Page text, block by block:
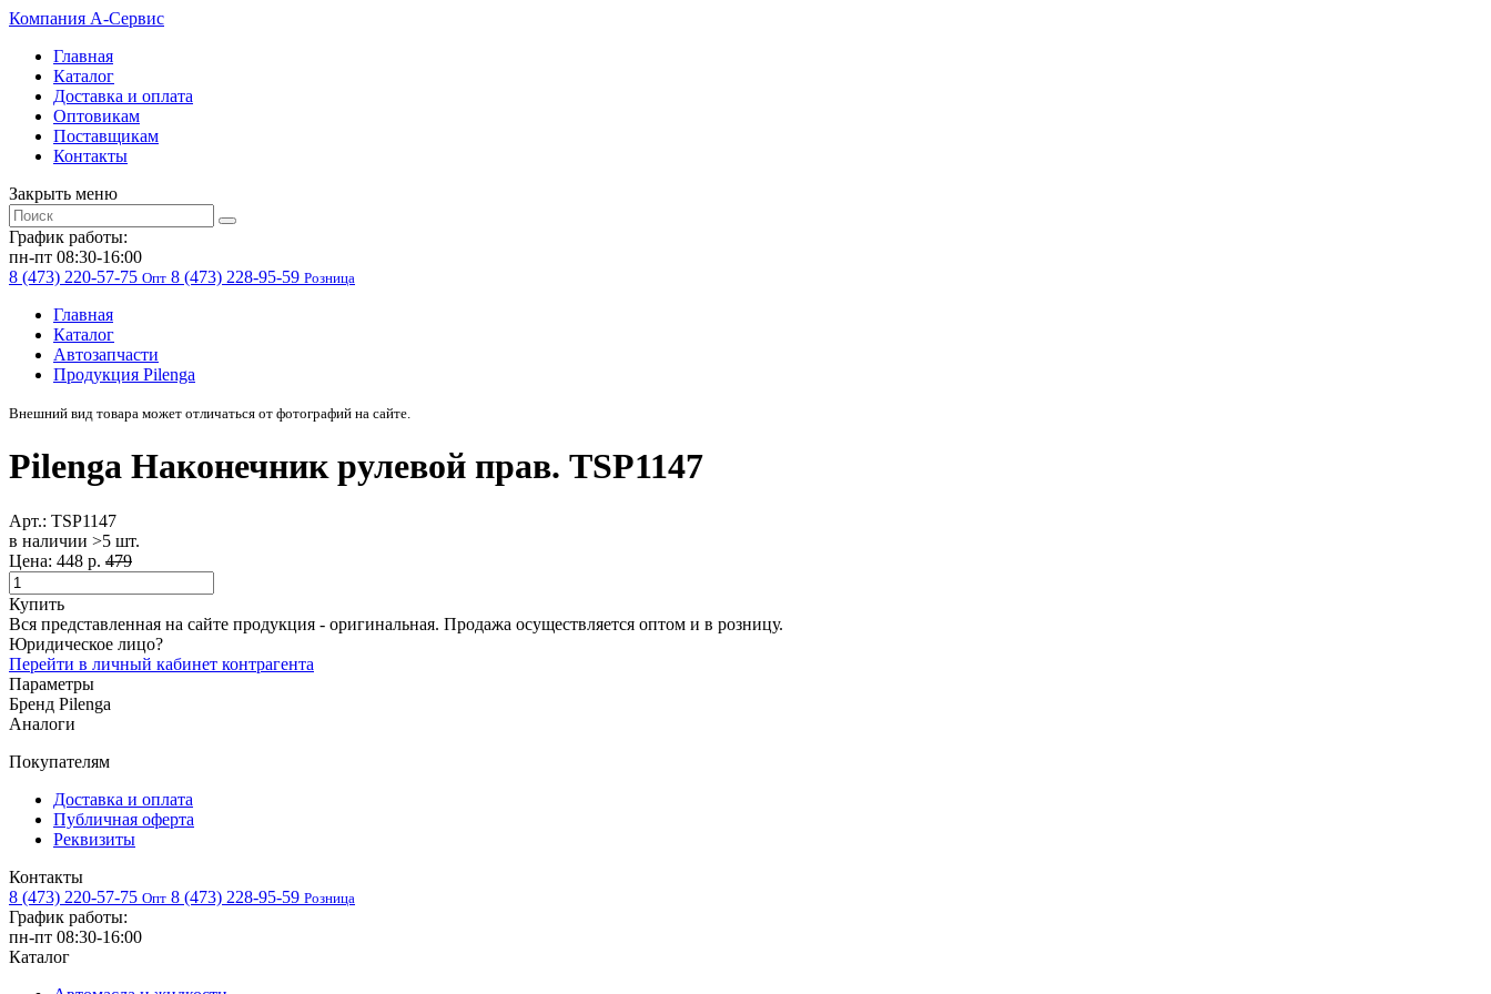
Компания A-Cервис
Главная
Каталог
Доставка и оплата
Оптовикам
Поставщикам
Контакты
Закрыть меню
График работы:
пн-пт 08:30-16:00
8 (473) 220-57-75 Опт 8 (473) 228-95-59 Розница
Главная
Каталог
Автозапчасти
Продукция Pilenga
Внешний вид товара может отличаться от фотографий на сайте.
Pilenga Наконечник рулевой прав. TSP1147
Арт.: TSP1147
в наличии >5 шт. ​
Цена: 448 р. 479
Купить
Вся представленная на сайте продукция - оригинальная. Продажа осуществляется оптом и в розницу.
Юридическое лицо?
Перейти в личный кабинет контрагента
Параметры
Бренд Pilenga
Аналоги
Покупателям
Доставка и оплата
Публичная оферта
Реквизиты
Контакты
8 (473) 220-57-75 Опт 8 (473) 228-95-59 Розница
График работы:
пн-пт 08:30-16:00
Каталог